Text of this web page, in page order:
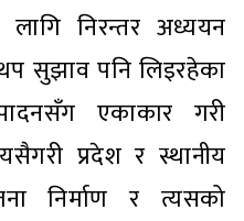
निरन्तर अध्ययन
सुझाव पनि लिइरहेका
एकाकार गरी
प्रदेश र स्थानीय
निर्माण र त्यसको